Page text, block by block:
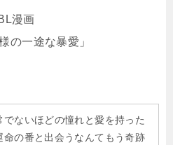
漫画
の一途な暴愛」
でないほどの憧れと愛を持った
命の番と出会うなんてもう奇跡